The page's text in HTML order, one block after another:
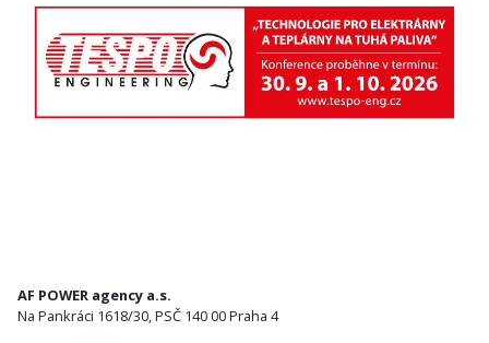
AF POWER agency a.s.
Na Pankráci 1618/30, PSČ 140 00 Praha 4